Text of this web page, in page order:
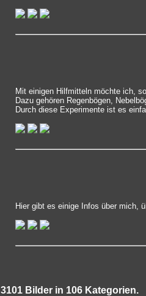
Mit einigen Hilfmitteln möchte ich,
Dazu gehören Regenbögen,
Durch diese Experimente ist es
Hier gibt es einige Infos über mich,
3101 Bilder in 106 Kategorien.